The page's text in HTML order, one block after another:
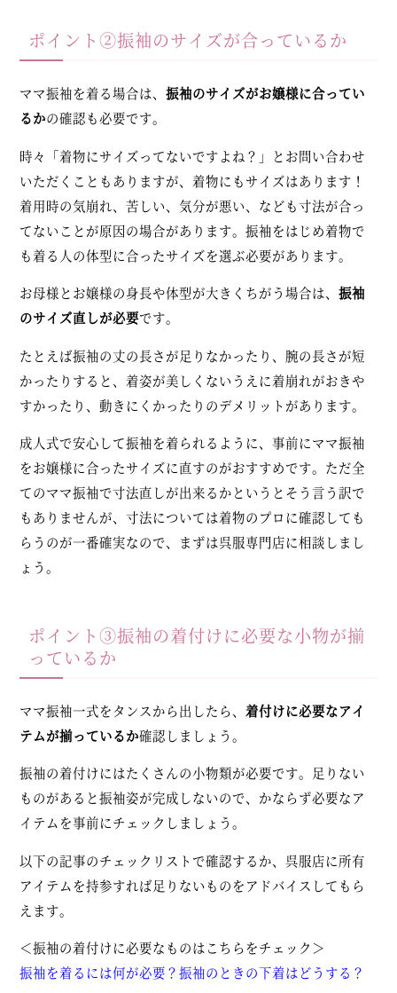
ポイント②振袖のサイズが合っているか
ママ振袖を着る場合は、振袖のサイズがお嬢様に合ってい
るかの確認も必要です。
時々「着物にサイズってないですよね？」とお問い合わせ
いただくこともありますが、着物にもサイズはあります！
着用時の気崩れ、苦しい、気分が悪い、なども寸法が合っ
てないことが原因の場合があります。振袖をはじめ着物で
も着る人の体型に合ったサイズを選ぶ必要があります。
お母様とお嬢様の身長や体型が大きくちがう場合は、振袖
のサイズ直しが必要です。
たとえば振袖の丈の長さが足りなかったり、腕の長さが短
かったりすると、着姿が美しくないうえに着崩れがおきや
すかったり、動きにくかったりのデメリットがあります。
成人式で安心して振袖を着られるように、事前にママ振袖
をお嬢様に合ったサイズに直すのがおすすめです。ただ全
てのママ振袖で寸法直しが出来るかというとそう言う訳で
もありませんが、寸法については着物のプロに確認しても
らうのが一番確実なので、まずは呉服専門店に相談しまし
ょう。
ポイント③振袖の着付けに必要な小物が揃
っているか
ママ振袖一式をタンスから出したら、 着付けに必要なアイ
テムが揃っているか確認しましょう。
振袖の着付けにはたくさんの小物類が必要です。足りない
ものがあると振袖姿が完成しないので、かならず必要なア
イテムを事前にチェックしましょう。
以下の記事のチェックリストで確認するか、呉服店に所有
アイテムを持参すれば足りないものをアドバイスしてもら
えます。
＜振袖の着付けに必要なものはこちらをチェック＞
振袖を着るには何が必要？振袖のときの下着はどうする？